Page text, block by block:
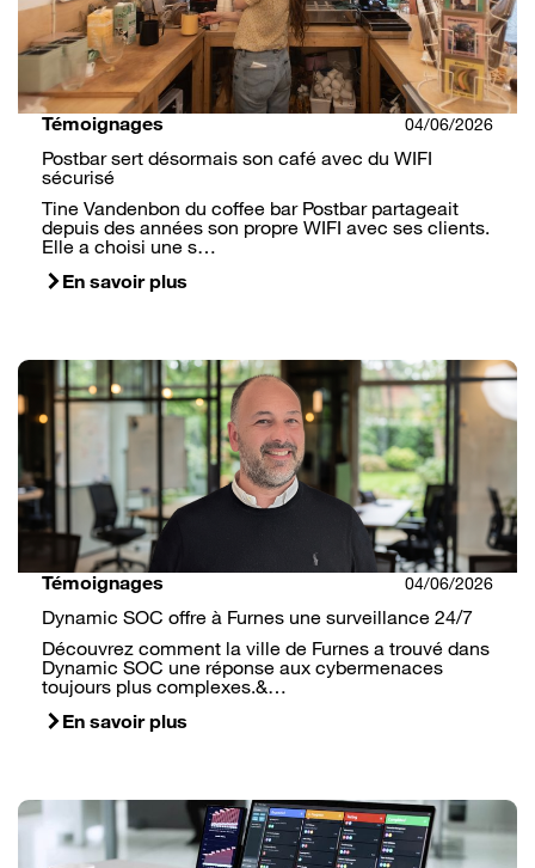
Témoignages 04/06/2026
Postbar sert désormais son café avec du WIFI
sécurisé
Tine Vandenbon du coffee bar Postbar partageait
depuis des années son propre WIFI avec ses clients.
Elle a choisi une s…
En savoir plus
Témoignages 04/06/2026
Dynamic SOC offre à Furnes une surveillance 24/7
Découvrez comment la ville de Furnes a trouvé dans
Dynamic SOC une réponse aux cybermenaces
toujours plus complexes.&…
En savoir plus